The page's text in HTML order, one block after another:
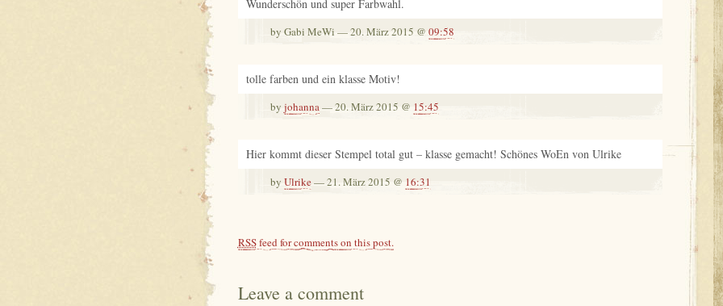
Wunderschön und super Farbwahl.
by Gabi MeWi — 20. März 2015 @ 09:58
tolle farben und ein klasse Motiv!
by johanna— 20. März 2015 @ 15:45
Hier kommt dieser Stempel total gut – klasse gemacht! Schönes WoEn von Ulrike
by Ulrike— 21. März 2015 @ 16:31
RSSfeed for comments on this post.
Leave a comment